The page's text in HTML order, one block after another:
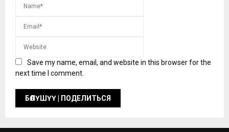
Save my name, email, and website in this browser for the
next time I comment.